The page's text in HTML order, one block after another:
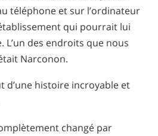
téléphone et sur l’ordinateur
qui pourrait lui
L’un des endroits que nous
Narconon.
d’une histoire incroyable et
changé par